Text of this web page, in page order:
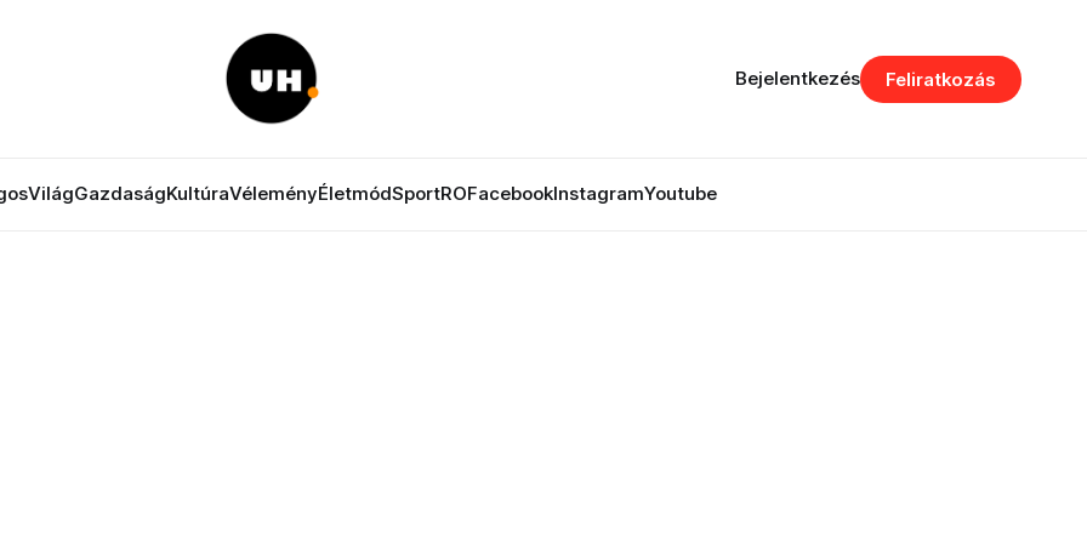
VilágGazdaságKultúraVéleményÉletmódSportROFacebookInstagramYoutube
Bejelentkezés Feliratkozás